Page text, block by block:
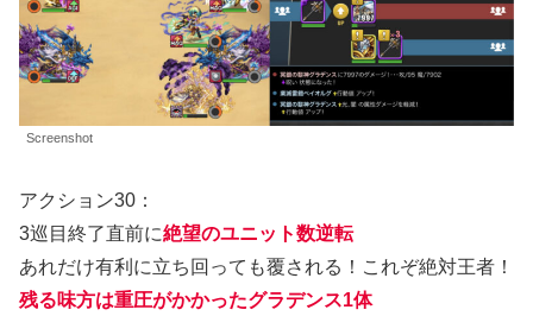
Screenshot
アクション30：
3巡目終了直前に絶望のユニット数逆転
あれだけ有利に立ち回っても覆される！これぞ絶対王者！
残る味方は重圧がかかったグラデンス1体